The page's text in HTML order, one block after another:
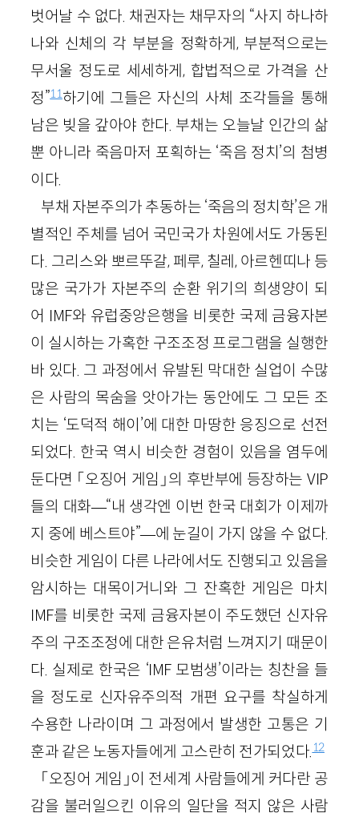
벗어날 수 없다. 채권자는 채무자의 “사지 하나하
나와 신체의 각 부분을 정확하게, 부분적으로는
무서울 정도로 세세하게, 합법적으로 가격을 산
정”11하기에 그들은 자신의 사체 조각들을 통해
남은 빚을 갚아야 한다. 부채는 오늘날 인간의 삶
뿐 아니라 죽음마저 포획하는 ‘죽음 정치’의 첨병
이다.
부채 자본주의가 추동하는 ‘죽음의 정치학’은 개
별적인 주체를 넘어 국민국가 차원에서도 가동된
다. 그리스와 뽀르뚜갈, 페루, 칠레, 아르헨띠나 등
많은 국가가 자본주의 순환 위기의 희생양이 되
어 IMF와 유럽중앙은행을 비롯한 국제 금융자본
이 실시하는 가혹한 구조조정 프로그램을 실행한
바 있다. 그 과정에서 유발된 막대한 실업이 수많
은 사람의 목숨을 앗아가는 동안에도 그 모든 조
치는 ‘도덕적 해이’에 대한 마땅한 응징으로 선전
되었다. 한국 역시 비슷한 경험이 있음을 염두에
둔다면 「오징어 게임」의 후반부에 등장하는 VIP
들의 대화—“내 생각엔 이번 한국 대회가 이제까
지 중에 베스트야”—에 눈길이 가지 않을 수 없다.
비슷한 게임이 다른 나라에서도 진행되고 있음을
암시하는 대목이거니와 그 잔혹한 게임은 마치
IMF를 비롯한 국제 금융자본이 주도했던 신자유
주의 구조조정에 대한 은유처럼 느껴지기 때문이
다. 실제로 한국은 ‘IMF 모범생’이라는 칭찬을 들
을 정도로 신자유주의적 개편 요구를 착실하게
수용한 나라이며 그 과정에서 발생한 고통은 기
훈과 같은 노동자들에게 고스란히 전가되었다.12
「오징어 게임」이 전세계 사람들에게 커다란 공
감을 불러일으킨 이유의 일단을 적지 않은 사람